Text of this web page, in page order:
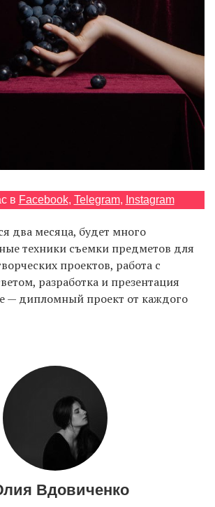
в Facebook, Telegram, Instagram
два месяца, будет много
техники съемки предметов для
проектов, работа с
разработка и презентация
— дипломный проект от каждого
Вдовиченко